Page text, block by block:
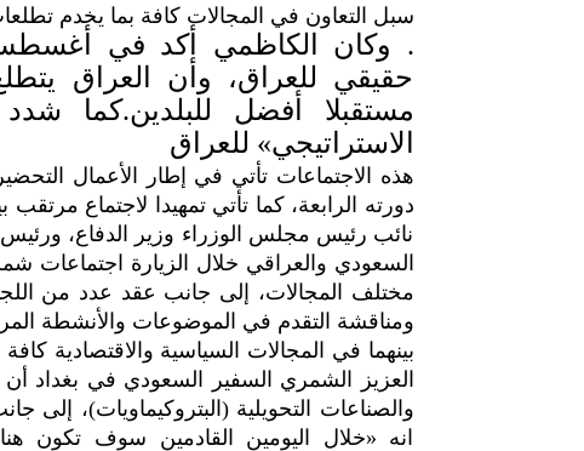
سبل التعاون في المجالات كافة بما يخدم
. وكان الكاظمي أكد في
حقيقي للعراق، وأن العراق
مستقبلا أفضل للبلدين.كما
الاستراتيجي» للعراق
هذه الاجتماعات تأتي في إطار الأعمال
دورته الرابعة، كما تأتي تمهيدا لاجتماع
نائب رئيس مجلس الوزراء وزير الدفاع،
السعودي والعراقي خلال الزيارة اجتماعات
مختلف المجالات، إلى جانب عقد عدد من
ومناقشة التقدم في الموضوعات والأنشطة
بينهما في المجالات السياسية والاقتصادية
العزيز الشمري السفير السعودي في بغداد
والصناعات التحويلية (البتروكيماويات)، إلى
انه «خلال اليومين القادمين سوف تكون